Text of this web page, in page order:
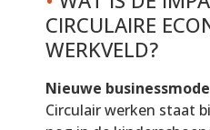
CIRCULAIRE
WERKVELD?
Nieuwe
Circulair werken staat